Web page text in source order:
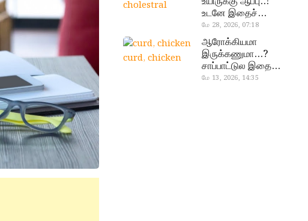
pasalaikeerai
cholestral
உடனே இதைச்
செய்யுங்க!
மே 28, 2026, 07:18
curd, chicken
ஆரோக்கியமா
இருக்கணுமா…?
சாப்பாட்டுல இதை
எல்லாம்
மே 13, 2026, 14:35